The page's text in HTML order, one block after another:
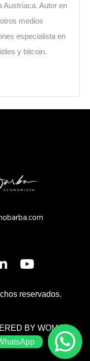
Austríaca. Autor en
medios
especialista en
y bitcoin.
reservados.
BY WOMGP